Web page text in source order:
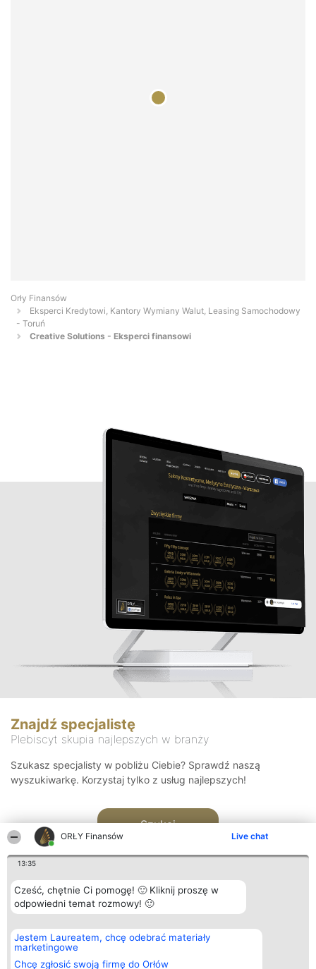
ORŁY Finansów Live chat
13:35
Cześć, chętnie Ci pomogę! 🙂 Kliknij proszę w
odpowiedni temat rozmowy! 🙂
Jestem Laureatem, chcę odebrać materiały
marketingowe
Chcę zgłosić swoją firmę do Orłów
Orły Finansów
Eksperci Kredytowi, Kantory Wymiany Walut, Leasing Samochodowy
- Toruń
Creative Solutions - Eksperci finansowi
Znajdź specjalistę
Plebiscyt skupia najlepszych w branży
Szukasz specjalisty w pobliżu Ciebie? Sprawdź naszą
wyszukiwarkę. Korzystaj tylko z usług najlepszych!
Szukaj
Organizator plebiscytu
Bright Side Solutions sp. z o.
o. sp. k.
ul. Ruska 22
Plebiscyt
Laureaci
wszystkich
Kontakt
Kontakt